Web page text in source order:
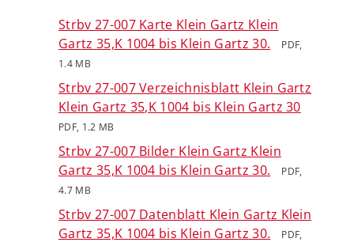
Strbv 27-007 Karte Klein Gartz Klein
Gartz 35,K 1004 bis Klein Gartz 30.
PDF,
1.4 MB
Strbv 27-007 Verzeichnisblatt Klein Gartz
Klein Gartz 35,K 1004 bis Klein Gartz 30
PDF, 1.2 MB
Strbv 27-007 Bilder Klein Gartz Klein
Gartz 35,K 1004 bis Klein Gartz 30.
PDF,
4.7 MB
Strbv 27-007 Datenblatt Klein Gartz Klein
Gartz 35,K 1004 bis Klein Gartz 30.
PDF,